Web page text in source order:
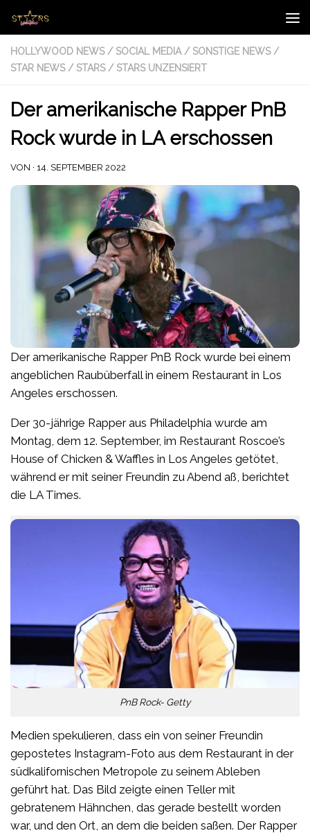
Zum Inhalt springen
HOLLYWOOD NEWS / SOCIAL MEDIA / SONSTIGE NEWS /
STAR NEWS / STARS / STARS UNZENSIERT
Der amerikanische Rapper PnB
Rock wurde in LA erschossen
VON · 14. SEPTEMBER 2022
Der amerikanische Rapper PnB Rock wurde bei einem
angeblichen Raubüberfall in einem Restaurant in Los
Angeles erschossen.
Der 30-jährige Rapper aus Philadelphia wurde am
Montag, dem 12. September, im Restaurant Roscoe’s
House of Chicken & Waffles in Los Angeles getötet,
während er mit seiner Freundin zu Abend aß, berichtet
die LA Times.
PnB Rock- Getty
Medien spekulieren, dass ein von seiner Freundin
gepostetes Instagram-Foto aus dem Restaurant in der
südkalifornischen Metropole zu seinem Ableben
geführt hat. Das Bild zeigte einen Teller mit
gebratenem Hähnchen, das gerade bestellt worden
war, und den Ort, an dem die beiden saßen. Der Rapper